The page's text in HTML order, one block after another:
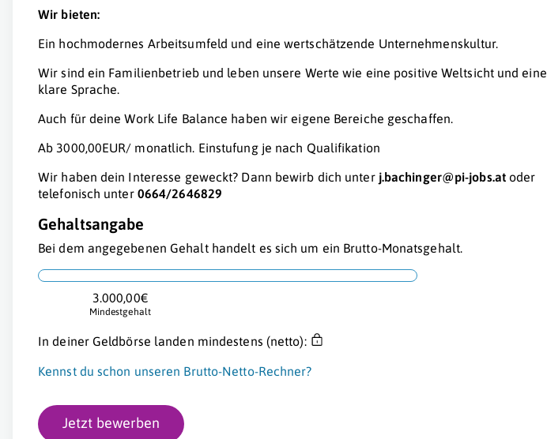
Wir bieten:
Ein hochmodernes Arbeitsumfeld und eine wertschätzende Unternehmenskultur.
Wir sind ein Familienbetrieb und leben unsere Werte wie eine positive Weltsicht und eine
klare Sprache.
Auch für deine Work Life Balance haben wir eigene Bereiche geschaffen.
Ab 3000,00EUR/ monatlich. Einstufung je nach Qualifikation
Wir haben dein Interesse geweckt? Dann bewirb dich unter j.bachinger@pi-jobs.atoder
telefonisch unter 0664/2646829
Gehaltsangabe
Bei dem angegebenen Gehalt handelt es sich um ein Brutto-Monatsgehalt.
3.000,00€
Mindestgehalt
In deiner Geldbörse landen mindestens (netto):
Kennst du schon unseren Brutto-Netto-Rechner?
Jetzt bewerben